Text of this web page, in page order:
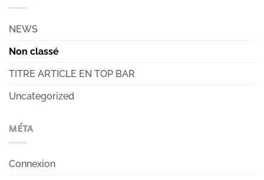
NEWS
Non classé
TITRE ARTICLE EN TOP BAR
Uncategorized
MÉTA
Connexion